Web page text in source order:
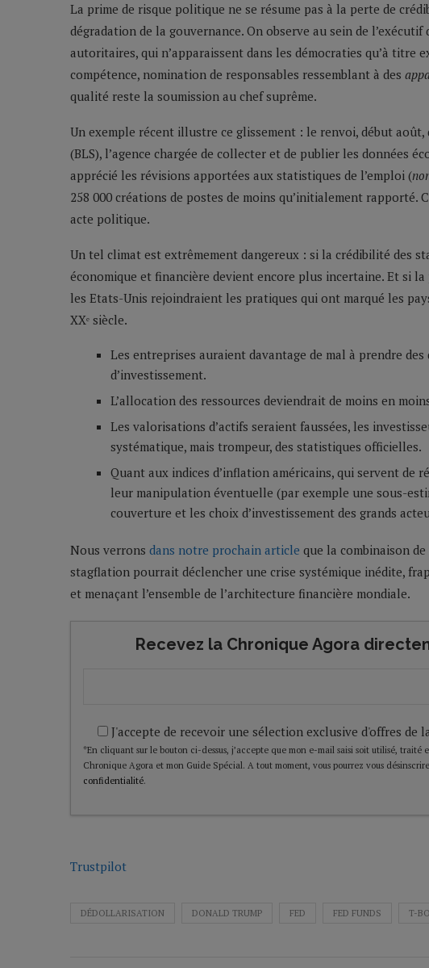
La prime de risque politique ne se résume pas à la perte de
dégradation de la gouvernance. On observe au sein de
autoritaires, qui n’apparaissent dans les démocraties qu’à
compétence, nomination de responsables ressemblant à des
qualité reste la soumission au chef suprême.
Un exemple récent illustre ce glissement : le renvoi, début
(BLS), l’agence chargée de collecter et de publier les données
apprécié les révisions apportées aux statistiques de l’emploi (
258 000 créations de postes de moins qu’initialement rapporté.
acte politique.
Un tel climat est extrêmement dangereux : si la crédibilité des
économique et financière devient encore plus incertaine. Et si
les Etats-Unis rejoindraient les pratiques qui ont marqué les
XXᵉ siècle.
Les entreprises auraient davantage de mal à prendre
d’investissement.
L’allocation des ressources deviendrait de moins en
Les valorisations d’actifs seraient faussées, les
systématique, mais trompeur, des statistiques officielles.
Quant aux indices d’inflation américains, qui servent de
leur manipulation éventuelle (par exemple une sous-
couverture et les choix d’investissement des grands
Nous verrons dans notre prochain article que la combinaison
stagflation pourrait déclencher une crise systémique inédite,
et menaçant l’ensemble de l’architecture financière mondiale.
Recevez la Chronique Agora
J'accepte de recevoir une sélection exclusive d'offres de
*En cliquant sur le bouton ci-dessus, j’accepte que mon e-mail saisi soit utilisé,
Chronique Agora et mon Guide Spécial. A tout moment, vous pourrez vous
confidentialité.
Trustpilot
DÉDOLLARISATION DONALD TRUMP FED FED FUNDS T-